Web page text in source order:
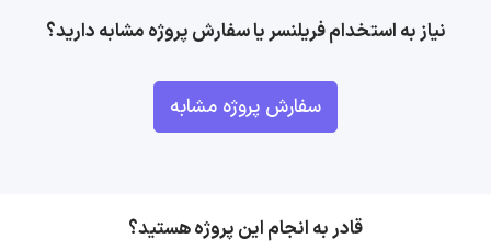
نیاز به استخدام فریلنسر یا سفارش پروژه مشابه دارید؟
سفارش پروژه مشابه
قادر به انجام این پروژه هستید؟